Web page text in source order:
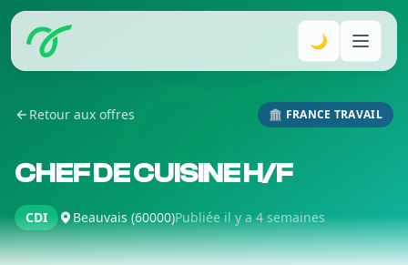
🌙
Retour aux offres 🏛️ FRANCE TRAVAIL
CHEF DE CUISINE H/F
CDI Beauvais (60000)Publiée il y a 4 semaines